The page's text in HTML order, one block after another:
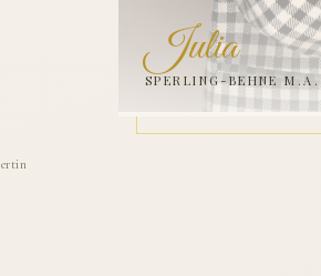
Julia
SPERLING-BEHNE M.A.